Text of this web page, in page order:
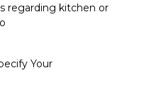
regarding kitchen or
Your